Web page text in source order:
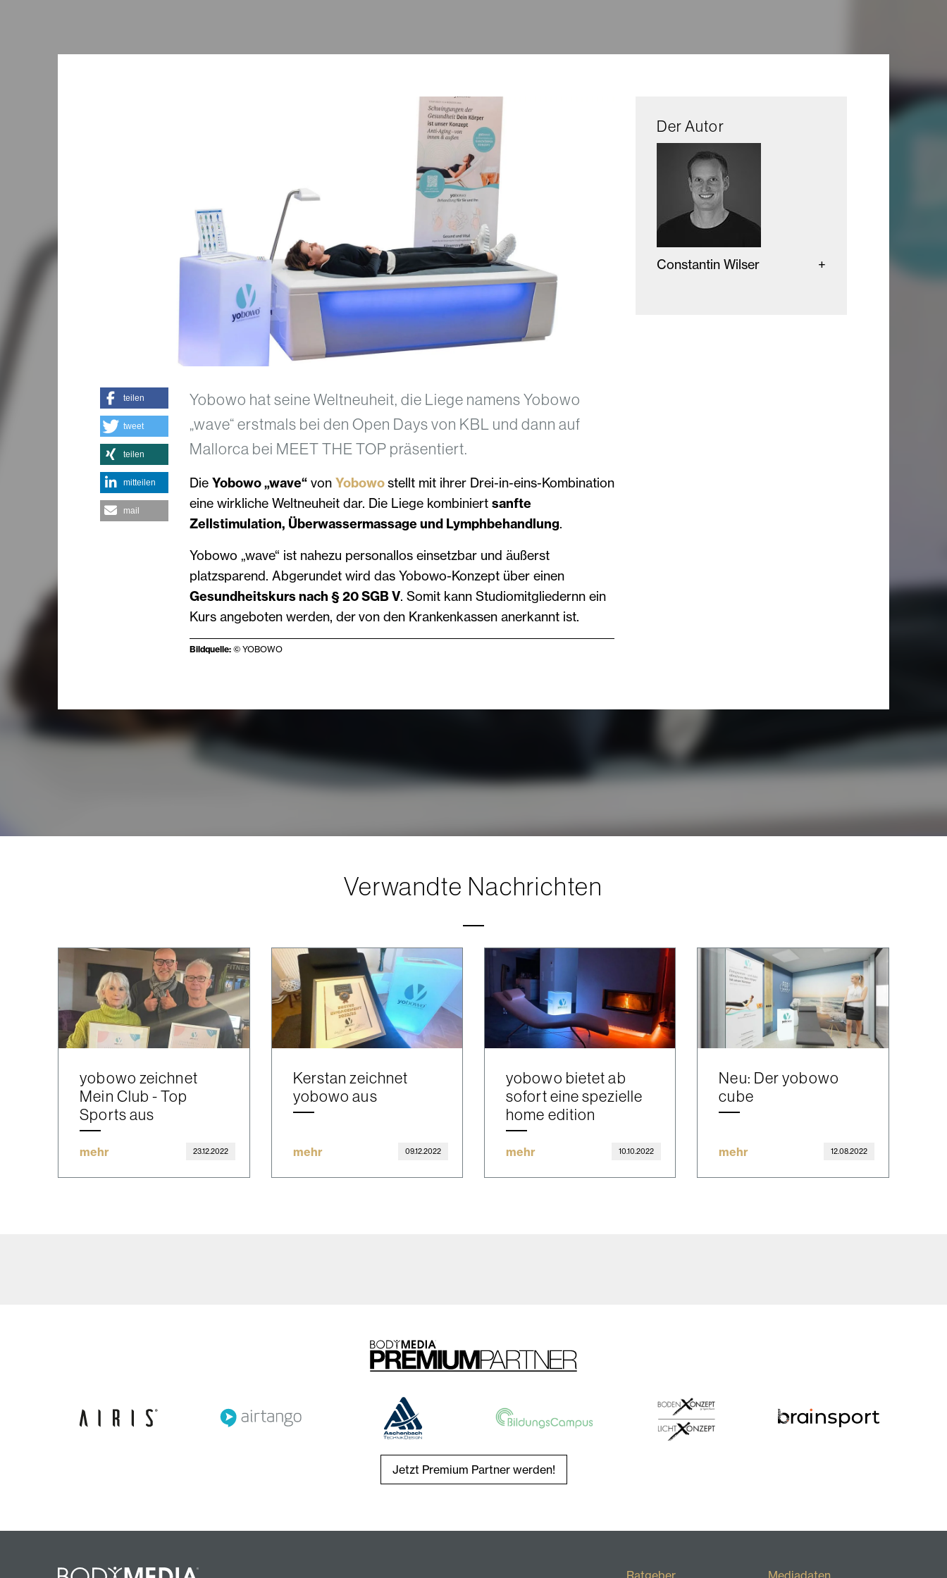
Yobowo hat seine Weltneuheit, die Liege namens Yobowo
„wave“ erstmals bei den Open Days von KBL und dann auf
Mallorca bei MEET THE TOP präsentiert.
Die Yobowo „wave“von Yobowostellt mit ihrer Drei-in-eins-Kombination
eine wirkliche Weltneuheit dar. Die Liege kombiniert sanfte
Zellstimulation, Überwassermassage und Lymphbehandlung.
Yobowo „wave“ ist nahezu personallos einsetzbar und äußerst
platzsparend. Abgerundet wird das Yobowo-Konzept über einen
Gesundheitskurs nach § 20 SGB V. Somit kann Studiomitgliedernn ein
Kurs angeboten werden, der von den Krankenkassen anerkannt ist.
Bildquelle:© YOBOWO
teilen
tweet
teilen
mitteilen
mail
Der Autor
Constantin Wilser
Verwandte Nachrichten
yobowo zeichnet
Mein Club - Top
Sports aus
mehr 23.12.2022
Kerstan zeichnet
yobowo aus
mehr 09.12.2022
yobowo bietet ab
sofort eine spezielle
home edition
mehr 10.10.2022
Neu: Der yobowo
cube
mehr 12.08.2022
Jetzt Premium Partner werden!
Ratgeber Mediadaten